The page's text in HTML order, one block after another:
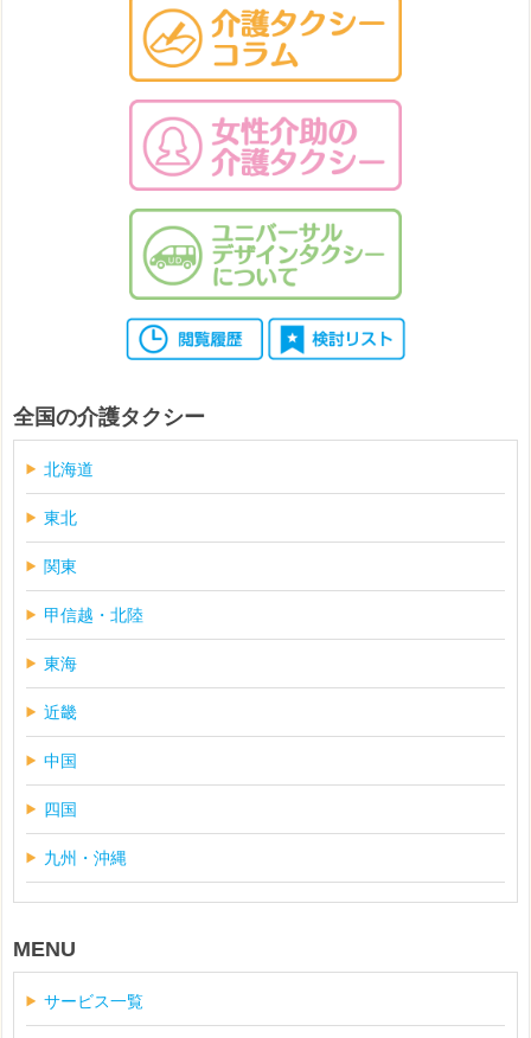
全国の介護タクシー
北海道
東北
関東
甲信越・北陸
東海
近畿
中国
四国
九州・沖縄
MENU
サービス一覧